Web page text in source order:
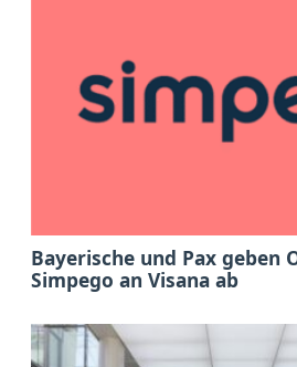
Bayerische und Pax geben
Simpego an Visana ab